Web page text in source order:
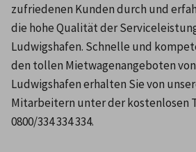
zufriedenen Kunden durch und
die hohe Qualität der
Ludwigshafen. Schnelle und
den tollen Mietwagenangeboten von
Ludwigshafen erhalten Sie von
Mitarbeitern unter der kostenlosen
0800/334 334 334.